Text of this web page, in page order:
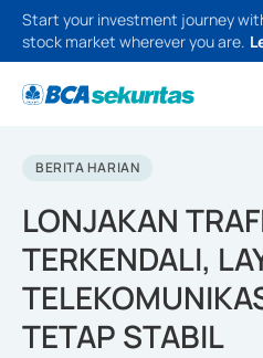
Start your investment journey
stock market wherever you are.
BERITA HARIAN
LONJAKAN
TERKENDALI,
TETAP STABIL